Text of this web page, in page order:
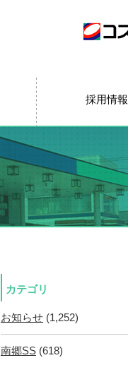
採用情報
カテゴリ
お知らせ (1,252)
南郷SS (618)